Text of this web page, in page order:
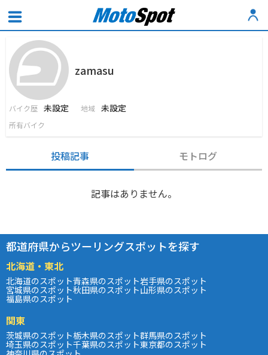
zamasu
バイク歴 未設定 地域 未設定
所有バイク
投稿記事 モトログ
記事はありません。
都道府県からツーリングスポットを探す
北海道・東北
北海道のスポット青森県のスポット岩手県のスポット
宮城県のスポット秋田県のスポット山形県のスポット
福島県のスポット
関東
茨城県のスポット栃木県のスポット群馬県のスポット
埼玉県のスポット千葉県のスポット東京都のスポット